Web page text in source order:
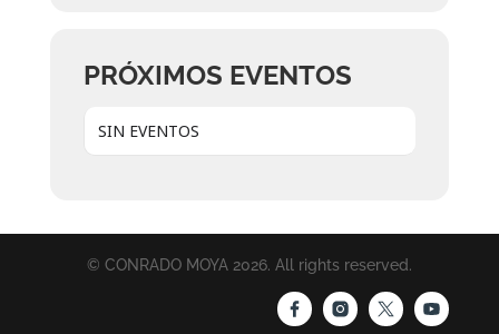
PRÓXIMOS EVENTOS
SIN EVENTOS
© CONRADO MOYA 2026. All rights reserved.